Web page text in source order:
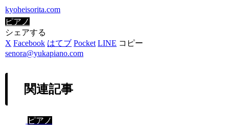
kyoheisorita.com
ピアノ
シェアする
X Facebook はてブ Pocket LINE コピー
senora@yukapiano.com
関連記事
ピアノ